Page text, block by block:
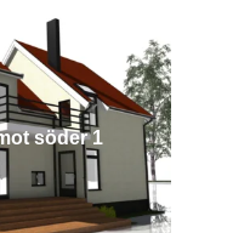
söder 1